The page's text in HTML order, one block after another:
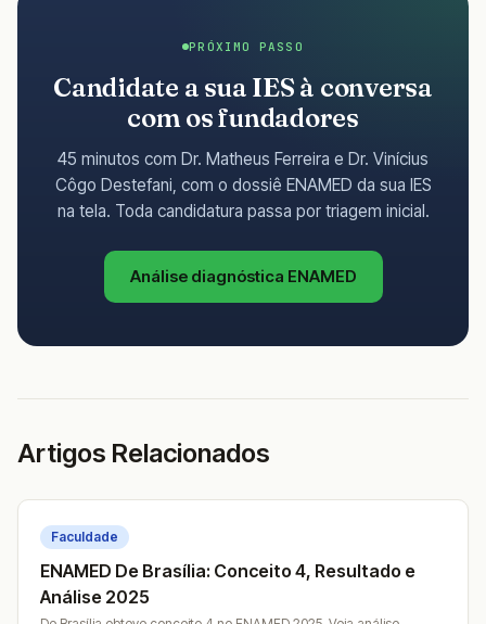
PRÓXIMO PASSO
Candidate a sua IES à conversa
com os fundadores
45 minutos com Dr. Matheus Ferreira e Dr. Vinícius
Côgo Destefani, com o dossiê ENAMED da sua IES
na tela. Toda candidatura passa por triagem inicial.
Análise diagnóstica ENAMED
Artigos Relacionados
Faculdade
ENAMED De Brasília: Conceito 4, Resultado e
Análise 2025